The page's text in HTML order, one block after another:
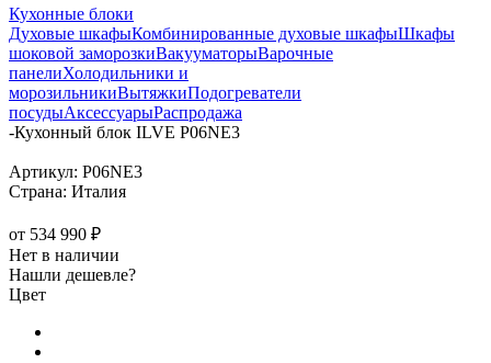
Кухонные блоки
Духовые шкафыКомбинированные духовые шкафыШкафы
шоковой заморозкиВакууматорыВарочные
панелиХолодильники и
морозильникиВытяжкиПодогреватели
посудыАксессуарыРаспродажа
-Кухонный блок ILVE P06NE3
Артикул: P06NE3
Страна: Италия
от 534 990 ₽
Нет в наличии
Нашли дешевле?
Цвет